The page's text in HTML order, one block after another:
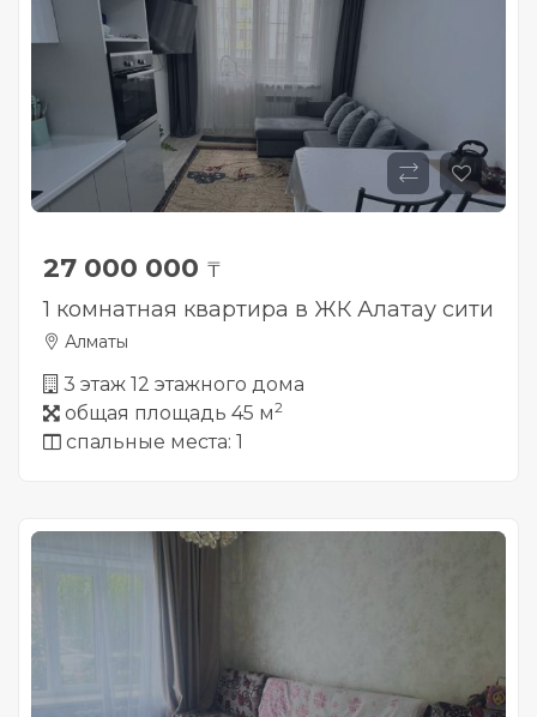
27 000 000 ₸
1 комнатная квартира в ЖК Алатау сити
Алматы
3 этаж 12 этажного дома
общая площадь 45 м2
спальные места: 1